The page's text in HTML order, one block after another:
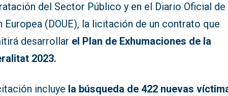
del Sector Público y en el Diario Oficial de
Europea (DOUE), la licitación de un contrato que
desarrollar el Plan de Exhumaciones de la
2023.
incluye la búsqueda de 422 nuevas